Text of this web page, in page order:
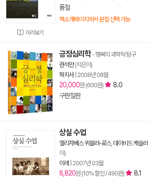
미리보기
품절
책소개페이지에서 분철 선택 가능
긍정심리학- 행복의 과학적 탐구
권석만(지은이)
학지사| 2008년 08월
20,000원 (600원)
8.0
구판절판
상실 수업
엘리자베스 퀴블러-로스, 데이비드 케슬러
이)
이레
2007년 03월
8,820원 (10% 할인 / 490원)
8.1